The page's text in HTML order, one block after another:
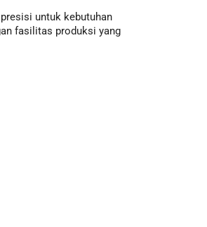
untuk kebutuhan
fasilitas produksi yang